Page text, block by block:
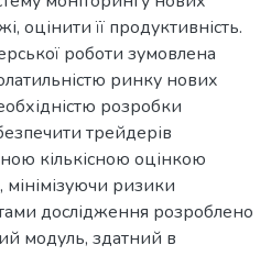
оцінити її продуктивність.
роботи зумовлена
ринку нових
розробки
трейдерів
кількісною оцінкою
мінімізуючи ризики
дослідження розроблено
модуль, здатний в